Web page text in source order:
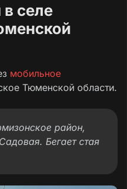
селе
мобильное
Тюменской области.
район,
Бегает стая